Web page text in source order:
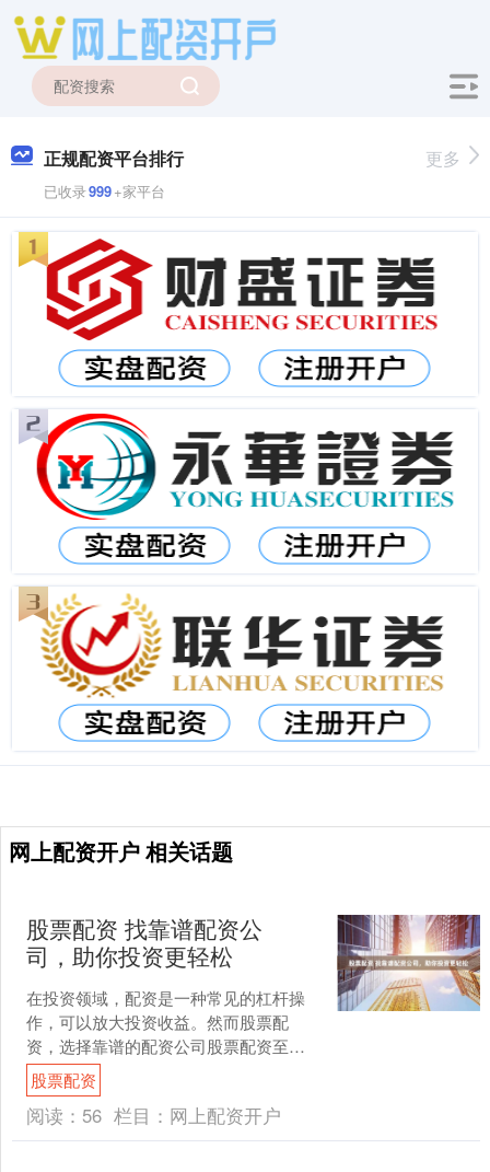
正规配资平台排行
已收录999+家平台
更多
网上配资开户 相关话题
股票配资 找靠谱配资公
司，助你投资更轻松
在投资领域，配资是一种常见的杠杆操
作，可以放大投资收益。然而股票配
资，选择靠谱的配资公司股票配资至关
重要，否则可能面临资金安全和投资风
险。 * **资金倍增：*....
股票配资
阅读： 56 栏目： 网上配资开户